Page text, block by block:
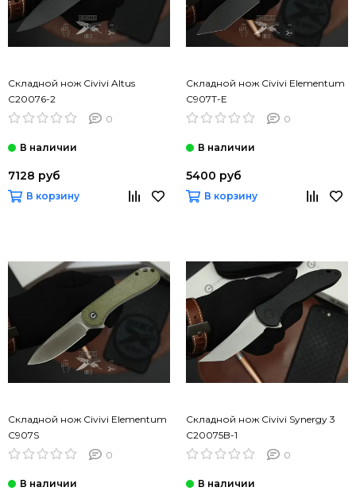
Складной нож Civivi Altus
C20076-2
0
7128 руб
В корзину
Складной нож Civivi Elementum
C907T-E
0
5400 руб
В корзину
Складной нож Civivi Elementum
C907S
0
Складной нож Civivi Synergy 3
C20075B-1
0